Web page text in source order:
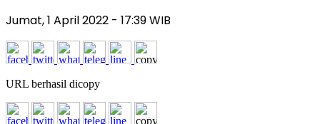
Jumat, 1 April 2022 - 17:39 WIB
URL berhasil dicopy